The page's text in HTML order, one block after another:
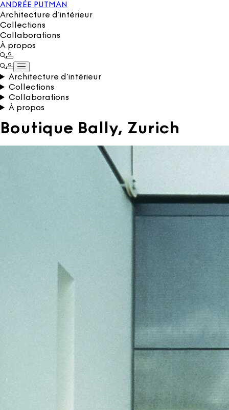
ANDRÉE PUTMAN
Architecture d’intérieur
Collections
Collaborations
À propos
Architecture d’intérieur
Collections
Collaborations
À propos
Boutique Bally, Zurich